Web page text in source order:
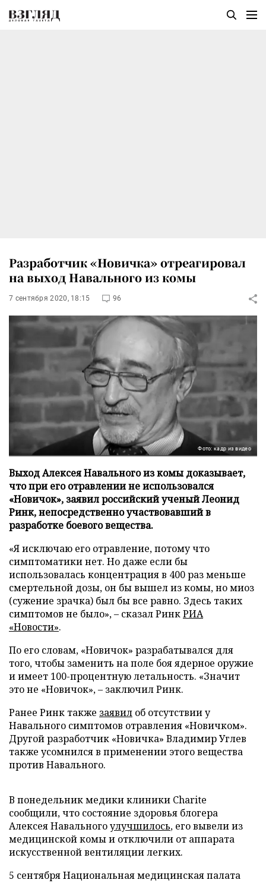
Разработчик «Новичка» отреагировал
на выход Навального из комы
7 сентября 2020, 18:15 96
Фото: кадр из видео
Выход Алексея Навального из комы доказывает,
что при его отравлении не использовался
«Новичок», заявил российский ученый Леонид
Ринк, непосредственно участвовавший в
разработке боевого вещества.
«Я исключаю его отравление, потому что
симптоматики нет. Но даже если бы
использовалась концентрация в 400 раз меньше
смертельной дозы, он бы вышел из комы, но миоз
(сужение зрачка) был бы все равно. Здесь таких
симптомов не было», – сказал РинкРИА
«Новости».
По его словам, «Новичок» разрабатывался для
того, чтобы заменить на поле боя ядерное оружие
и имеет 100-процентную летальность. «Значит
это не «Новичок», – заключил Ринк.
Ранее Ринк также заявил об отсутствии у
Навального симптомов отравления «Новичком».
Другой разработчик «Новичка» Владимир Углев
также усомнился в применении этого вещества
против Навального.
В понедельник медики клиники Charite
сообщили, что состояние здоровья блогера
Алексея Навальногоулучшилось, его вывели из
медицинской комы и отключили от аппарата
искусственной вентиляции легких.
5 сентября Национальная медицинская палата